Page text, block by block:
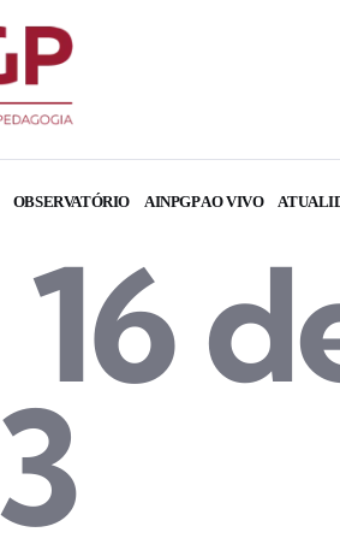
OBSERVATÓRIO AINPGP AO VIVO
16